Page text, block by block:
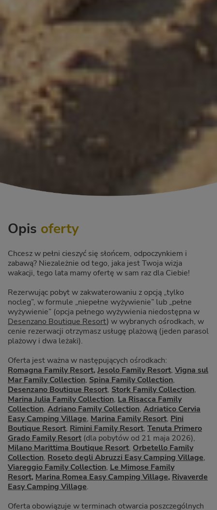
Opis oferty
Chcesz w pełni cieszyć się słońcem, odpoczynkiem i
zabawą? Niezależnie od tego, jaka jest Twoja wizja
wakacji, tego lata mamy ofertę w sam raz dla Ciebie!
Rezerwując pobyt w zakwaterowaniu z opcją „tylko
nocleg”, w formule „niepełne wyżywienie” lub „pełne
wyżywienie” (opcja pełnego wyżywienia niedostępna w
Desenzano Boutique Resort) w wybranych ośrodkach, w
cenie rezerwacji otrzymasz usługę plażową (jeden parasol
plażowy i dwa leżaki).
Oferta jest ważna w następujących ośrodkach:
Romagna Family Resort, Jesolo Family Resort, Vigna sul
Mar Family Collection, Spina Family Collection,
Desenzano Boutique Resort, Stork Family Collection,
Marina Julia Family Collection, La Risacca Family
Collection, Adriano Family Collection, Adriatico Cervia
Easy Camping Village, Marina Family Resort, Pini
Boutique Resort, Rimini Family Resort, Tenuta Primero
Grado Family Resort (dla pobytów od 21 maja 2026),
Milano Marittima Boutique Resort, Orbetello Family
Collection, Roseto degli Abruzzi Easy Camping Village,
Viareggio Family Collection, Le Mimose Family
Resort, Marina Romea Easy Camping Village, Rivaverde
Easy Camping Village.
Oferta obowiązuje w terminach otwarcia poszczególnych